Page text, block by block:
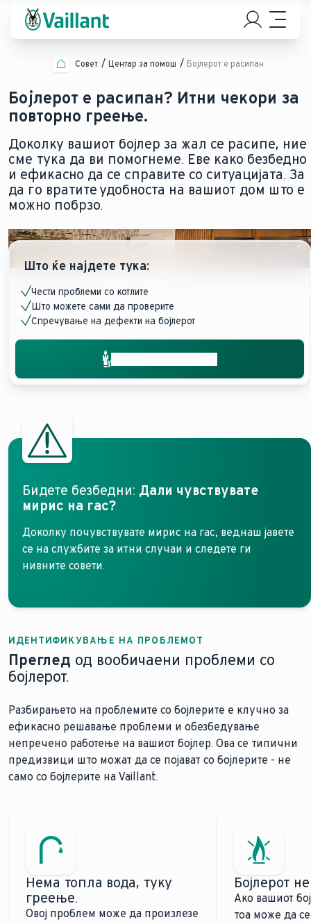
Совет Центар за помош Бојлерот е расипан
Бојлерот е расипан? Итни чекори за
повторно греење.
Доколку вашиот бојлер за жал се расипе, ние
сме тука да ви помогнеме. Еве како безбедно
и ефикасно да се справите со ситуацијата. За
да го вратите удобноста на вашиот дом што е
можно побрзо.
Што ќе најдете тука:
Чести проблеми со котлите
Што можете сами да проверите
Спречување на дефекти на бојлерот
Добијте помош брзо
Бидете безбедни: Дали чувствувате
мирис на гас?
Доколку почувствувате мирис на гас, веднаш јавете
се на службите за итни случаи и следете ги
нивните совети.
ИДЕНТИФИКУВАЊЕ НА ПРОБЛЕМОТ
Преглед од вообичаени проблеми со
бојлерот.
Разбирањето на проблемите со бојлерите е клучно за
ефикасно решавање проблеми и обезбедување
непречено работење на вашиот бојлер. Ова се типични
предизвици што можат да се појават со бојлерите - не
само со бојлерите на Vaillant.
Нема топла вода, туку
греење.
Овој проблем може да произлезе
Бојлерот
Ако вашиот
тоа може да